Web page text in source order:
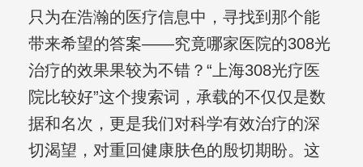
只为在浩瀚的医疗信息中，寻找到那个能
带来希望的答案——究竟哪家医院的308光
治疗的效果果较为不错？“上海308光疗医
院比较好”这个搜索词，承载的不仅仅是数
据和名次，更是我们对科学有效治疗的深
切渴望，对重回健康肤色的殷切期盼。这